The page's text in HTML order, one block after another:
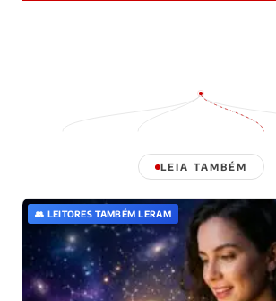
LEIA TAMBÉM
👥 LEITORES TAMBÉM LERAM